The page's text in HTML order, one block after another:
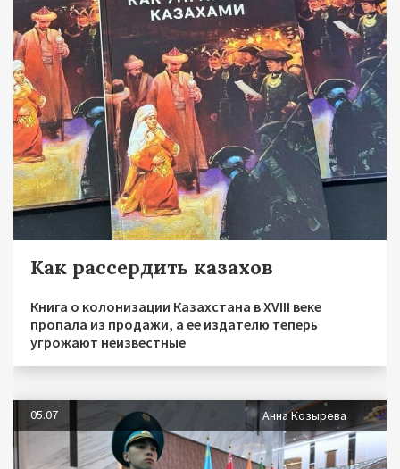
Как рассердить казахов
Книга о колонизации Казахстана в XVIII веке
пропала из продажи, а ее издателю теперь
угрожают неизвестные
05.07 Анна Козырева